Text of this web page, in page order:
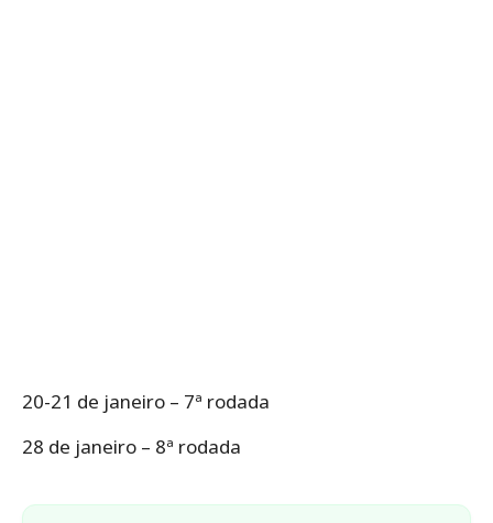
20-21 de janeiro – 7ª rodada
28 de janeiro – 8ª rodada